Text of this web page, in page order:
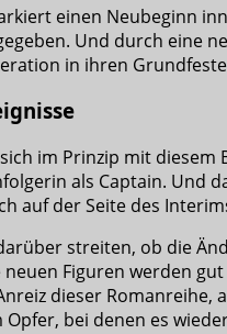
einen Neubeginn
Und durch eine
in ihren
im Prinzip mit diesem
als Captain. Und
auf der Seite des
streiten, ob die
Figuren werden
dieser Romanreihe,
Opfer, bei denen es